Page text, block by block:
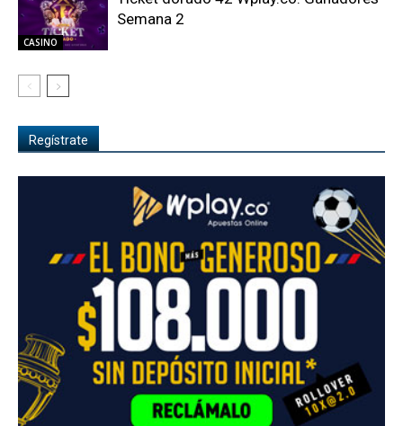
CASINO
Semana 2
Regístrate